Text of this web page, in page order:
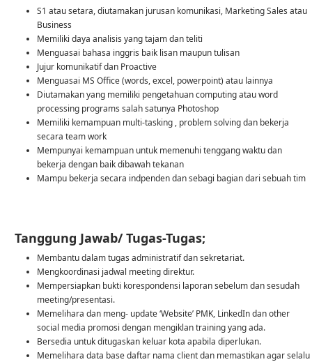
S1 atau setara, diutamakan jurusan komunikasi, Marketing Sales atau
Business
Memiliki daya analisis yang tajam dan teliti
Menguasai bahasa inggris baik lisan maupun tulisan
Jujur komunikatif dan Proactive
Menguasai MS Office (words, excel, powerpoint) atau lainnya
Diutamakan yang memiliki pengetahuan computing atau word
processing programs salah satunya Photoshop
Memiliki kemampuan multi-tasking , problem solving dan bekerja
secara team work
Mempunyai kemampuan untuk memenuhi tenggang waktu dan
bekerja dengan baik dibawah tekanan
Mampu bekerja secara indpenden dan sebagi bagian dari sebuah tim
Tanggung Jawab/ Tugas-Tugas;
Membantu dalam tugas administratif dan sekretariat.
Mengkoordinasi jadwal meeting direktur.
Mempersiapkan bukti korespondensi laporan sebelum dan sesudah
meeting/presentasi.
Memelihara dan meng- update ‘Website’ PMK, LinkedIn dan other
social media promosi dengan mengiklan training yang ada.
Bersedia untuk ditugaskan keluar kota apabila diperlukan.
Memelihara data base daftar nama client dan memastikan agar selalu